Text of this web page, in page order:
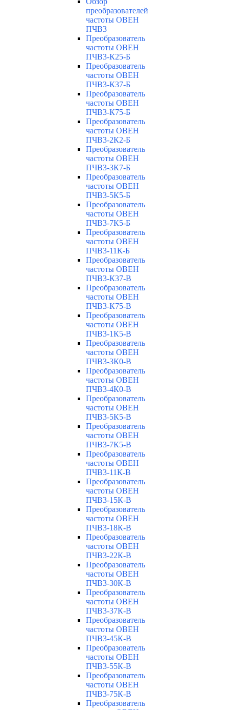
преобразователей
частоты ОВЕН
ПЧВ3
Преобразователь
частоты ОВЕН
ПЧВ3-К25-Б
Преобразователь
частоты ОВЕН
ПЧВ3-К37-Б
Преобразователь
частоты ОВЕН
ПЧВ3-К75-Б
Преобразователь
частоты ОВЕН
ПЧВ3-2К2-Б
Преобразователь
частоты ОВЕН
ПЧВ3-3К7-Б
Преобразователь
частоты ОВЕН
ПЧВ3-5К5-Б
Преобразователь
частоты ОВЕН
ПЧВ3-7К5-Б
Преобразователь
частоты ОВЕН
ПЧВ3-11К-Б
Преобразователь
частоты ОВЕН
ПЧВ3-К37-В
Преобразователь
частоты ОВЕН
ПЧВ3-К75-В
Преобразователь
частоты ОВЕН
ПЧВ3-1К5-В
Преобразователь
частоты ОВЕН
ПЧВ3-3К0-В
Преобразователь
частоты ОВЕН
ПЧВ3-4К0-В
Преобразователь
частоты ОВЕН
ПЧВ3-5К5-В
Преобразователь
частоты ОВЕН
ПЧВ3-7К5-В
Преобразователь
частоты ОВЕН
ПЧВ3-11К-В
Преобразователь
частоты ОВЕН
ПЧВ3-15К-В
Преобразователь
частоты ОВЕН
ПЧВ3-18К-В
Преобразователь
частоты ОВЕН
ПЧВ3-22К-В
Преобразователь
частоты ОВЕН
ПЧВ3-30К-В
Преобразователь
частоты ОВЕН
ПЧВ3-37К-В
Преобразователь
частоты ОВЕН
ПЧВ3-45К-В
Преобразователь
частоты ОВЕН
ПЧВ3-55К-В
Преобразователь
частоты ОВЕН
ПЧВ3-75К-В
Преобразователь